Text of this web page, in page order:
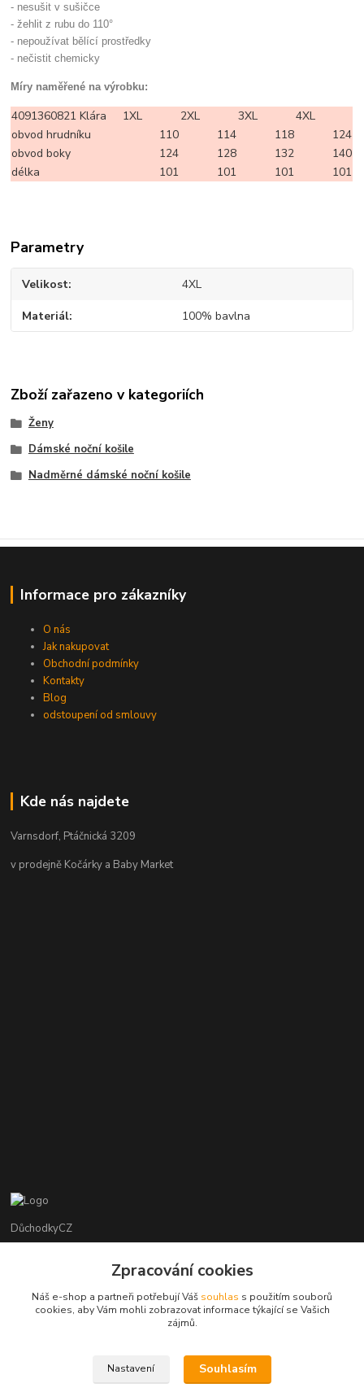
- nesušit v sušičce
- žehlit z rubu do 110°
- nepoužívat bělící prostředky
- nečistit chemicky
Míry naměřené na výrobku:
4091360821 Klára 1XL 2XL 3XL
4XL
obvod hrudníku
110 114 118
124
obvod boky
124 128 132
140
délka
101 101 101 101
Parametry
Velikost 4XL
Materiál 100% bavlna
Zboží zařazeno v kategoriích
Ženy
Dámské noční košile
Nadměrné dámské noční košile
Informace pro zákazníky
O nás
Jak nakupovat
Obchodní podmínky
Kontakty
Blog
odstoupení od smlouvy
Kde nás najdete
Varnsdorf, Ptáčnická 3209
v prodejně Kočárky a Baby Market
DůchodkyCZ
+420 412384749
objednavky@duchodky.cz
Zpracování cookies
Náš e-shop a partneři potřebují Váš souhlas s použitím souborů
cookies, aby Vám mohli zobrazovat informace týkající se Vašich
zájmů.
Nastavení Souhlasím